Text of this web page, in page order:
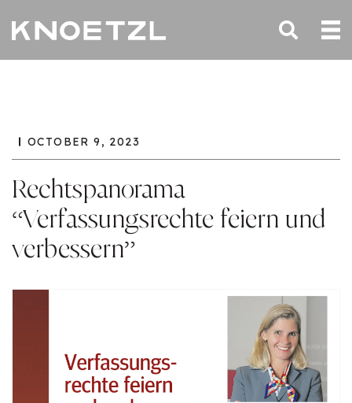
OCTOBER 9, 2023
Rechtspanorama
“Verfassungsrechte feiern und
verbessern”